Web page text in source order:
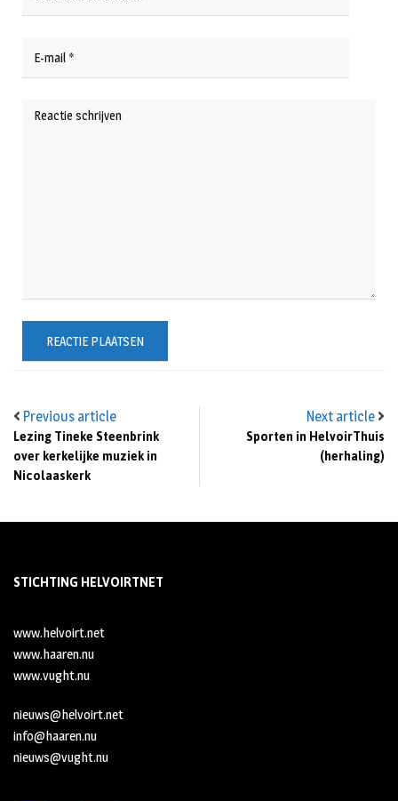
Previous article
Lezing Tineke Steenbrink
over kerkelijke muziek in
Nicolaaskerk
Next article
Sporten in HelvoirThuis
(herhaling)
STICHTING HELVOIRTNET
www.helvoirt.net
www.haaren.nu
www.vught.nu
nieuws@helvoirt.net
info@haaren.nu
nieuws@vught.nu